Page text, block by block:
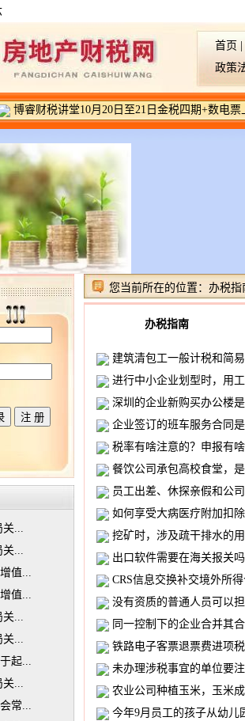
首页
政策
博睿财税讲堂10月20日至21日金税四期+数电
关...
关...
值...
值...
关...
关...
起...
关...
常...
您当前所在的位置： 办税指
办税指南
建筑清包工一般计税和简
进行中小企业划型时，用
深圳的企业新购买办公楼
企业签订的班车服务合同
税率有啥注意的？申报有
餐饮公司承包高校食堂，
员工出差、休探亲假和公
如何享受大病医疗附加扣
挖矿时，涉及疏干排水的
出口软件需要在海关报关吗
CRS信息交换补交境外所
没有资质的普通人员可以
同一控制下的企业合并其
铁路电子客票退票费进项
未办理涉税事宜的单位要
农业公司种植玉米，玉米
今年9月员工的孩子从幼儿